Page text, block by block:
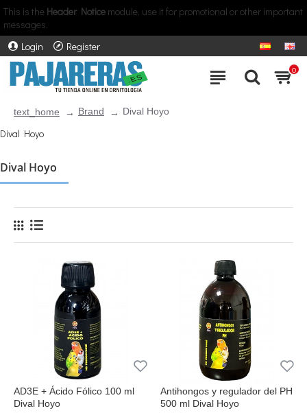
This is the Header Notice module, use it for promotional or other important
messages.
Login
Register
0
text_home Brand Dival Hoyo
Dival Hoyo
Dival Hoyo
AD3E + Ácido Fólico 100 ml
Dival Hoyo
Antihongos y regulador del PH
500 ml Dival Hoyo